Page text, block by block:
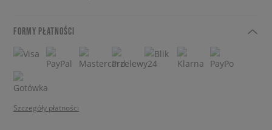
FORMY PŁATNOŚCI
Szczegóły płatności